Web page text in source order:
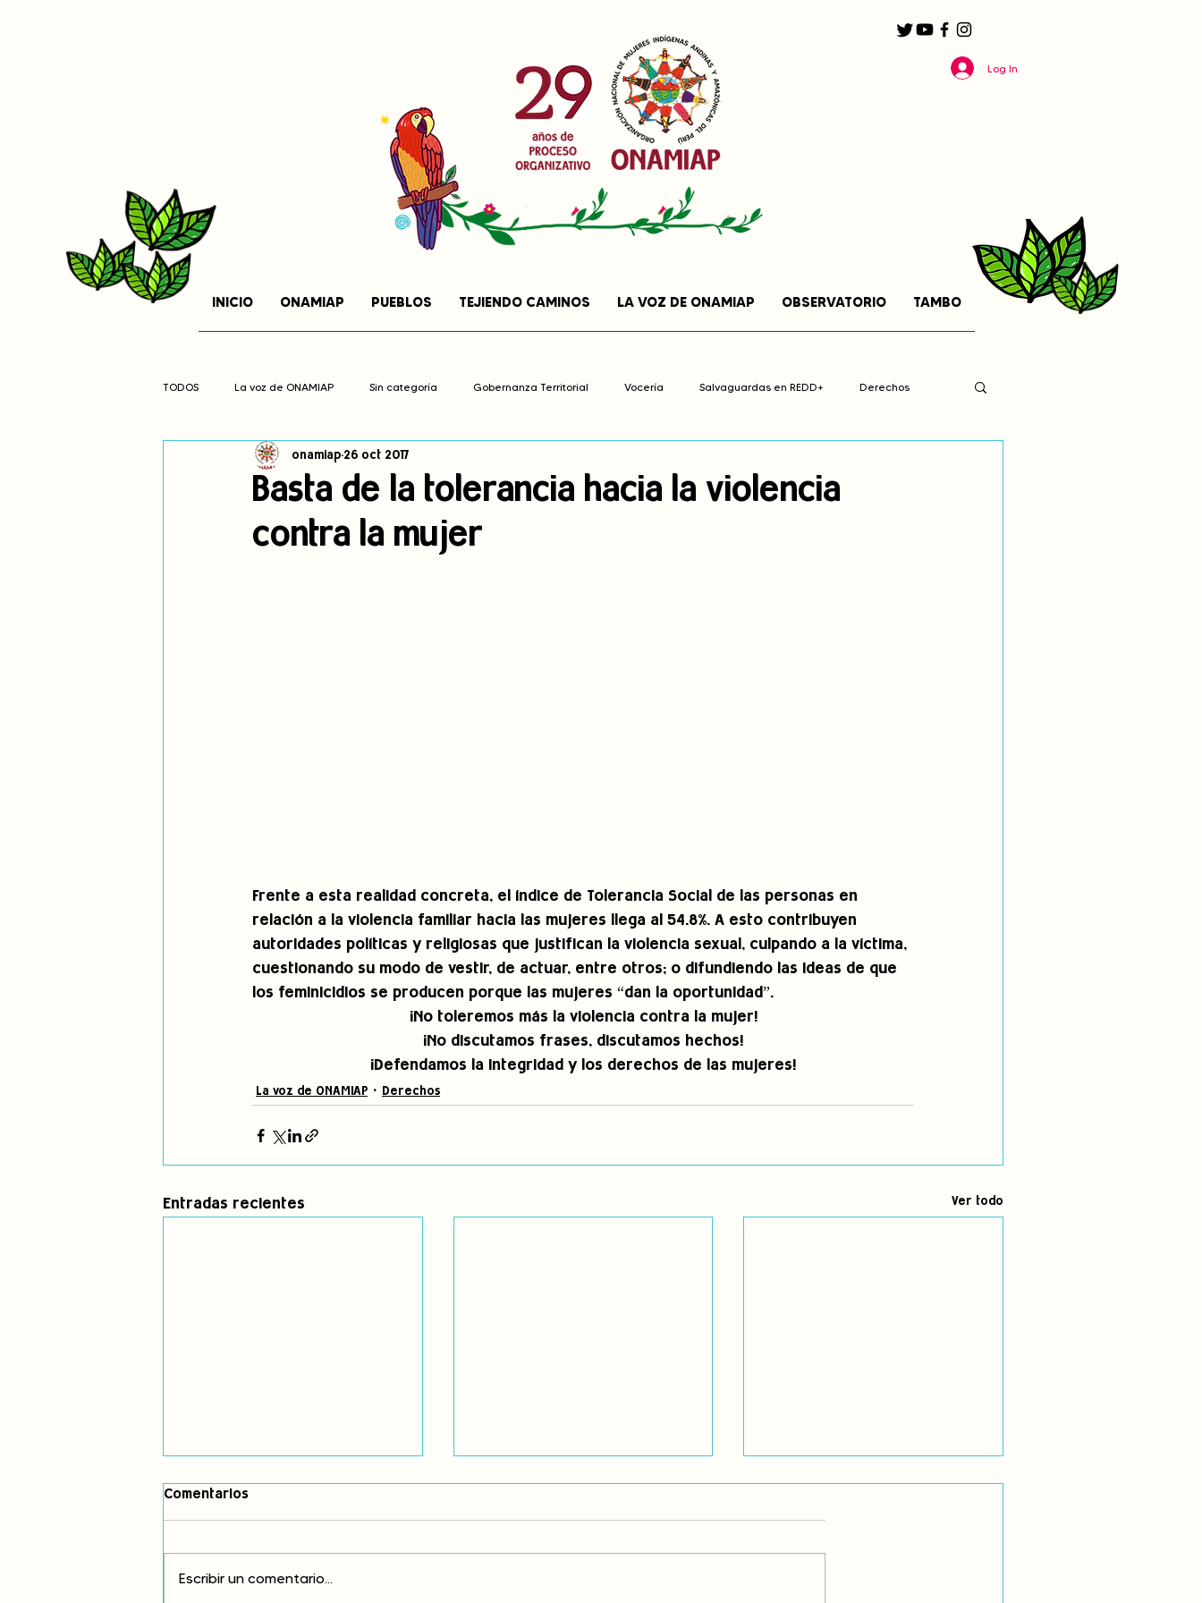
INICIO ONAMIAP PUEBLOS TEJIENDO CAMINOS LA VOZ DE ONAMIAP OBSERVATORIO TAMBO
Log In
TODOS La voz de ONAMIAP Sin categoría Gobernanza Territorial Vocería Salvaguardas en REDD+ Derechos
Cambio climático Navegador indígena
Pronunciamientos Observatorio de consulta previa
Basta de la tolerancia hacia la violencia
contra la mujer
onamiap 26 oct 2017
Frente a esta realidad concreta, el índice de Tolerancia Social de las personas en
relación a la violencia familiar hacia las mujeres llega al 54.8%. A esto contribuyen
autoridades políticas y religiosas que justifican la violencia sexual, culpando a la víctima,
cuestionando su modo de vestir, de actuar, entre otros; o difundiendo las ideas de que
los feminicidios se producen porque las mujeres “dan la oportunidad”.
¡No toleremos más la violencia contra la mujer!
¡No discutamos frases, discutamos hechos!
¡Defendamos la integridad y los derechos de las mujeres!
La voz de ONAMIAP Derechos
Entradas recientes Ver todo
Comentarios
Escribir un comentario...